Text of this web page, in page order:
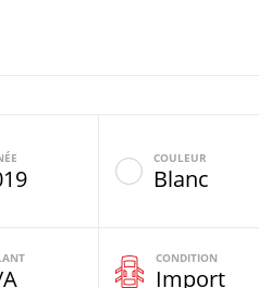
COULEUR
Blanc
CONDITION
Import